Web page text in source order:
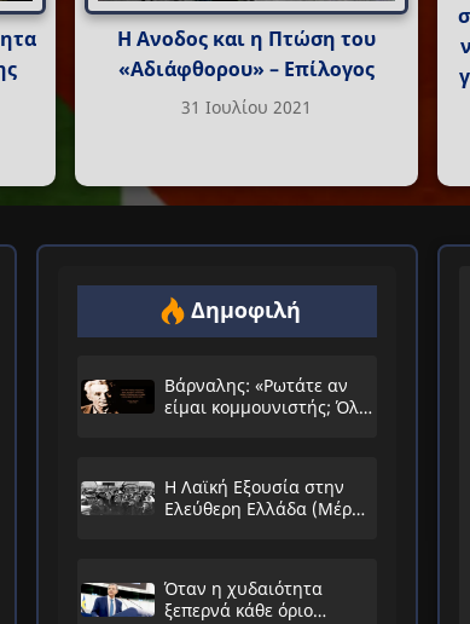
Η Ανοδος και η Πτώση του
«Αδιάφθορου» – Επίλογος
31 Ιουλίου 2021
Δημοφιλή
Βάρναλης: «Ρωτάτε αν
είμαι κομμουνιστής; Όλο
Η Λαϊκή Εξουσία στην
Ελεύθερη Ελλάδα (Μέρος
Όταν η χυδαιότητα
ξεπερνά κάθε όριο…